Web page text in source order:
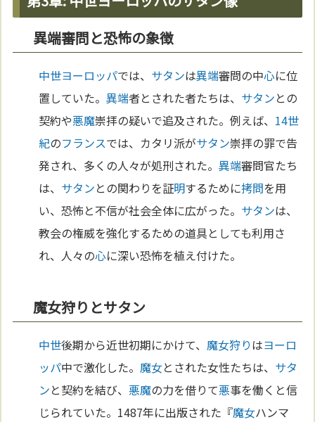
異端審問と恐怖の象徴
中世ヨーロッパでは、 サタンは異端審問の中心に位
置していた。異端者とされた者たちは、 サタンとの
契約や悪魔崇拝の疑いで追及された。例えば、 14世
紀のフランスでは、カタリ派がサタン崇拝の罪で告
発され、多くの人々が処刑された。異端審問官たち
は、 サタンとの関わりを証明するために拷問を用
い、恐怖と不信が社会全体に広がった。 サタンは、
教会の権威を強化するための道具としても利用さ
れ、人々の心に深い恐怖を植え付けた。
魔女狩りとサタン
中世後期から近世初期にかけて、魔女狩りはヨーロ
ッパ中で激化した。魔女とされた女性たちは、 サタ
ンと契約を結び、悪魔の力を借りて悪事を働くと信
じられていた。1487年に出版された『魔女ハンマ